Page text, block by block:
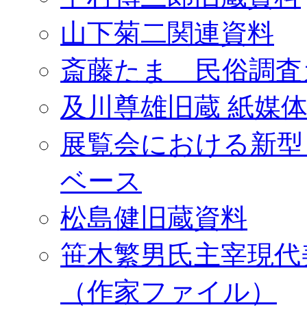
山下菊二関連資料
斎藤たま 民俗調査
及川尊雄旧蔵 紙媒
展覧会における新
ベース
松島健旧蔵資料
笹木繁男氏主宰現
（作家ファイル）